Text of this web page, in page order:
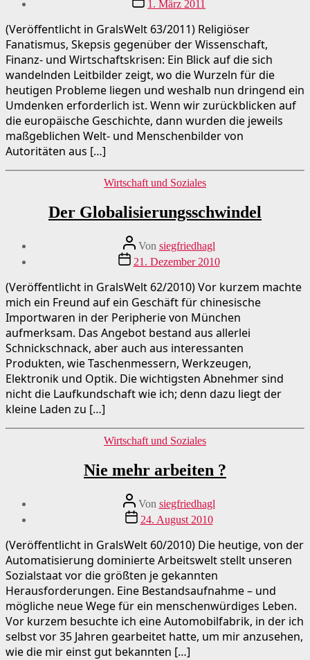
1. März 2011
(Veröffentlicht in GralsWelt 63/2011) Religiöser
Fanatismus, Skepsis gegenüber der Wissenschaft,
Finanz- und Wirtschaftskrisen: Ein Blick auf die sich
wandelnden Leitbilder zeigt, wo die Wurzeln für die
heutigen Probleme liegen und weshalb nun dringend ein
Umdenken erforderlich ist. Wenn wir zurückblicken auf
die europäische Geschichte, dann wurden die jeweils
maßgeblichen Welt- und Menschenbilder von
Autoritäten aus […]
Kategorien
Wirtschaft und Soziales
Der Globalisierungsschwindel
Beitragsautor
Von siegfriedhagl
Beitragsdatum
21. Dezember 2010
(Veröffentlicht in GralsWelt 62/2010) Vor kurzem machte
mich ein Freund auf ein Geschäft für chinesische
Importwaren in der Peripherie von München
aufmerksam. Das Angebot bestand aus allerlei
Schnickschnack, aber auch aus interessanten
Produkten, wie Taschenmessern, Werkzeugen,
Elektronik und Optik. Die wichtigsten Abnehmer sind
nicht die Laufkundschaft wie ich; denn dazu liegt der
kleine Laden zu […]
Kategorien
Wirtschaft und Soziales
Nie mehr arbeiten ?
Beitragsautor
Von siegfriedhagl
Beitragsdatum
24. August 2010
(Veröffentlicht in GralsWelt 60/2010) Die heutige, von der
Automatisierung dominierte Arbeitswelt stellt unseren
Sozialstaat vor die größten je gekannten
Herausforderungen. Eine Bestandsaufnahme – und
mögliche neue Wege für ein menschenwürdiges Leben.
Vor kurzem besuchte ich eine Automobilfabrik, in der ich
selbst vor 35 Jahren gearbeitet hatte, um mir anzusehen,
wie die mir einst gut bekannten […]